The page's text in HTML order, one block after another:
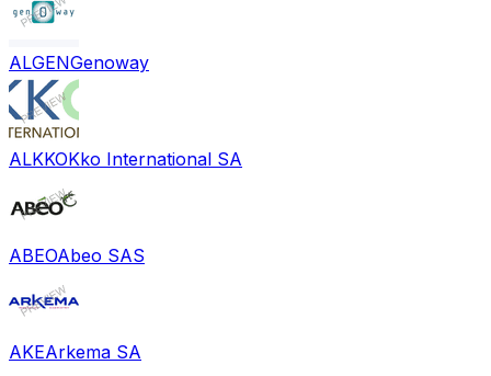
ALGENGenoway
ALKKOKko International SA
ABEOAbeo SAS
AKEArkema SA